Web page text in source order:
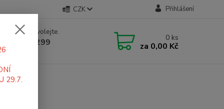
CZK Přihlášení
rady? Zavolejte.
411 299
16 hod
0 ks
za 0,00 Kč
1/3-100
29.7.